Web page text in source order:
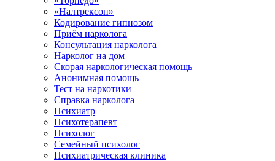
«Налтрексон»
Кодирование гипнозом
Приём нарколога
Консультация нарколога
Нарколог на дом
Скорая наркологическая помощь
Анонимная помощь
Тест на наркотики
Справка нарколога
Психиатр
Психотерапевт
Психолог
Семейный психолог
Психиатрическая клиника